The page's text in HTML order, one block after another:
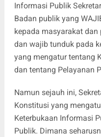
Informasi Publik
Badan publik yang
kepada masyarakat
dan wajib tunduk pada
yang mengatur tentang
dan tentang Pelayanan
Namun sejauh ini,
Konstitusi yang
Keterbukaan Informasi
Publik. Dimana